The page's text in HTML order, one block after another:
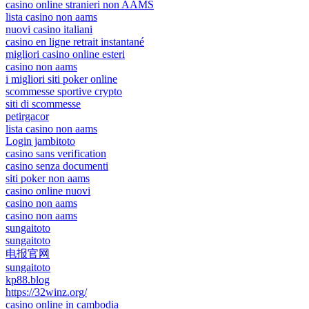
casino online stranieri non AAMS
lista casino non aams
nuovi casino italiani
casino en ligne retrait instantané
migliori casino online esteri
casino non aams
i migliori siti poker online
scommesse sportive crypto
siti di scommesse
petirgacor
lista casino non aams
Login jambitoto
casino sans verification
casino senza documenti
siti poker non aams
casino online nuovi
casino non aams
casino non aams
sungaitoto
sungaitoto
电报官网
sungaitoto
kp88.blog
https://32winz.org/
casino online in cambodia